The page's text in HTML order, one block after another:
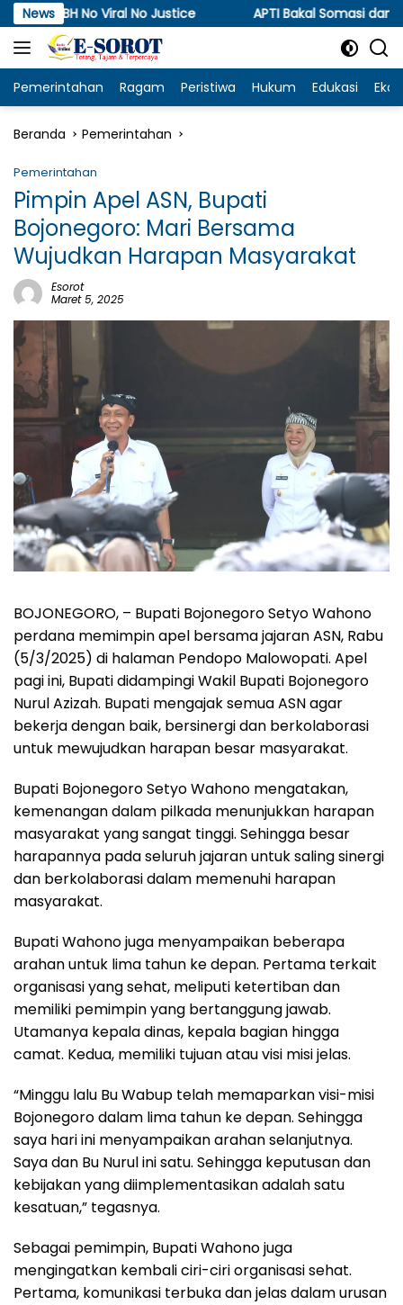
Langsung
ke
konten
News
No Justice APTI Bakal Somasi dan Gugat KPPU,
Pemerintahan Ragam Peristiwa Hukum Edukasi
Beranda Pemerintahan
Pemerintahan
Pimpin Apel ASN, Bupati
Bojonegoro: Mari Bersama
Wujudkan Harapan Masyarakat
Esorot
Maret 5, 2025
BOJONEGORO, – Bupati Bojonegoro Setyo Wahono
perdana memimpin apel bersama jajaran ASN, Rabu
(5/3/2025) di halaman Pendopo Malowopati. Apel
pagi ini, Bupati didampingi Wakil Bupati Bojonegoro
Nurul Azizah. Bupati mengajak semua ASN agar
bekerja dengan baik, bersinergi dan berkolaborasi
untuk mewujudkan harapan besar masyarakat.
Bupati Bojonegoro Setyo Wahono mengatakan,
kemenangan dalam pilkada menunjukkan harapan
masyarakat yang sangat tinggi. Sehingga besar
harapannya pada seluruh jajaran untuk saling sinergi
dan berkolaborasi dalam memenuhi harapan
masyarakat.
Bupati Wahono juga menyampaikan beberapa
arahan untuk lima tahun ke depan. Pertama terkait
organisasi yang sehat, meliputi ketertiban dan
memiliki pemimpin yang bertanggung jawab.
Utamanya kepala dinas, kepala bagian hingga
camat. Kedua, memiliki tujuan atau visi misi jelas.
“Minggu lalu Bu Wabup telah memaparkan visi-misi
Bojonegoro dalam lima tahun ke depan. Sehingga
saya hari ini menyampaikan arahan selanjutnya.
Saya dan Bu Nurul ini satu. Sehingga keputusan dan
kebijakan yang diimplementasikan adalah satu
kesatuan,” tegasnya.
Sebagai pemimpin, Bupati Wahono juga
mengingatkan kembali ciri-ciri organisasi sehat.
Pertama, komunikasi terbuka dan jelas dalam urusan